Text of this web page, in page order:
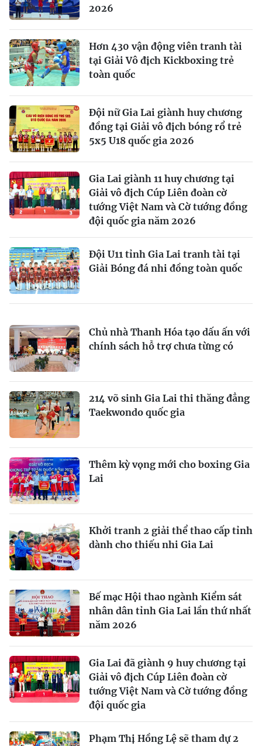
2026
Hơn 430 vận động viên tranh tài
tại Giải Vô địch Kickboxing trẻ
toàn quốc
Đội nữ Gia Lai giành huy chương
đồng tại Giải vô địch bóng rổ trẻ
5x5 U18 quốc gia 2026
Gia Lai giành 11 huy chương tại
Giải vô địch Cúp Liên đoàn cờ
tướng Việt Nam và Cờ tướng đồng
đội quốc gia năm 2026
Đội U11 tỉnh Gia Lai tranh tài tại
Giải Bóng đá nhi đồng toàn quốc
Chủ nhà Thanh Hóa tạo dấu ấn với
chính sách hỗ trợ chưa từng có
214 võ sinh Gia Lai thi thăng đẳng
Taekwondo quốc gia
Thêm kỳ vọng mới cho boxing Gia
Lai
Khởi tranh 2 giải thể thao cấp tỉnh
dành cho thiếu nhi Gia Lai
Bế mạc Hội thao ngành Kiểm sát
nhân dân tỉnh Gia Lai lần thứ nhất
năm 2026
Gia Lai đã giành 9 huy chương tại
Giải vô địch Cúp Liên đoàn cờ
tướng Việt Nam và Cờ tướng đồng
đội quốc gia
Phạm Thị Hồng Lệ sẽ tham dự 2